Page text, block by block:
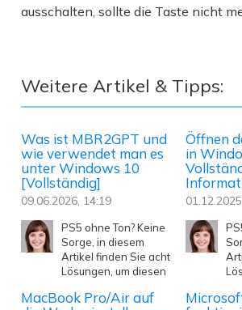
ausschalten, sollte die Taste nicht
Weitere Artikel & Tipps:
Was ist MBR2GPT und
wie verwendet man es
unter Windows 10
[Vollständig]
09.06.2026, 14:19
PS5 ohne Ton? Keine
Sorge, in diesem
Artikel finden Sie acht
Lösungen, um diesen
Öffnen
in
MacBook Pro/Air auf